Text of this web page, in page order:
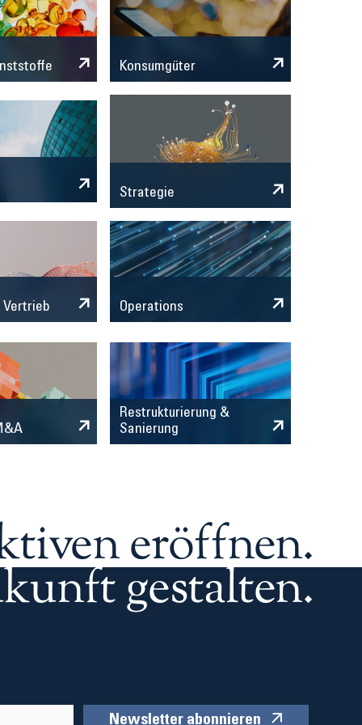
Konsumgüter
Strategie
Operations
Restrukturierung &
Sanierung
Newsletter abonnieren
eröffnen.
gestalten.